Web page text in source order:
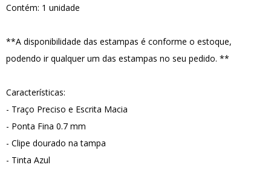
Contém: 1 unidade
**A disponibilidade das estampas é conforme o estoque,
podendo ir qualquer um das estampas no seu pedido. **
Características:
- Traço Preciso e Escrita Macia
- Ponta Fina 0.7 mm
- Clipe dourado na tampa
- Tinta Azul